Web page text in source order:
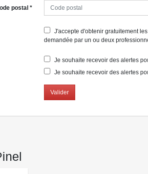
postal *
J'accepte d'obtenir gratuitement
demandée par un ou deux
Je souhaite recevoir des alertes
Je souhaite recevoir des alertes
Valider